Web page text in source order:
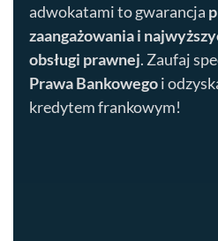
adwokatami to gwarancja
zaangażowania i
obsługi prawnej. Zaufaj
Prawa Bankowegoi
kredytem frankowym!